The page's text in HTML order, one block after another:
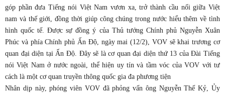
góp phần đưa Tiếng nói Việt Nam vươn xa, trở thành cầu nối giữa Việt
nam và thế giới, đồng thời giúp công chúng trong nước hiểu thêm về tình
hình quốc tế. Được sự đồng ý của Thủ tướng Chính phủ Nguyễn Xuân
Phúc và phía Chính phủ Ấn Độ, ngày mai (12/2), VOV sẽ khai trương cơ
quan đại diện tại Ấn Độ. Đây sẽ là cơ quan đại diện thứ 13 của Đài Tiếng
nói Việt Nam ở nước ngoài, thể hiện uy tín và tầm vóc của VOV với tư
cách là một cơ quan truyền thông quốc gia đa phương tiện
Nhân dịp này, phóng viên VOV đã phỏng vấn ông Nguyễn Thế Kỷ, Ủy